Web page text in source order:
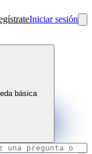
Iniciar sesión
básica